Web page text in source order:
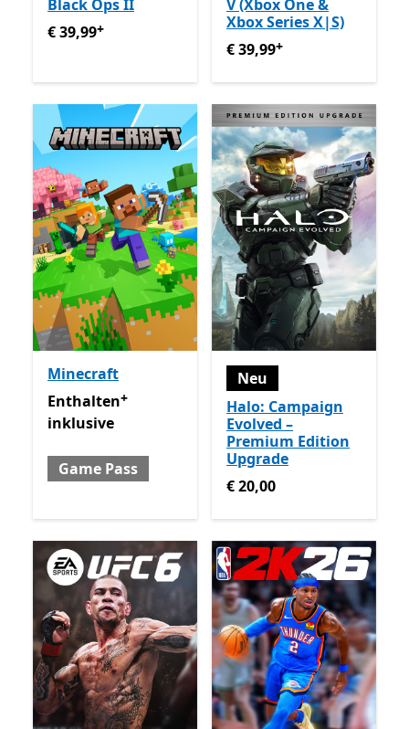
Black Ops II
€ 39,99Enthält In-App-Käufe
€ 39,99+
V (Xbox One &
Xbox Series X|S)
€ 39,99Enthält In-App-
€ 39,99+
Minecraft
Enthalten inklusive Game PassEnthält In-App-Käufe
Enthalten+
inklusive
Game Pass
Neu
Halo: Campaign
Evolved –
Premium Edition
Upgrade
€ 20,00
€ 20,00